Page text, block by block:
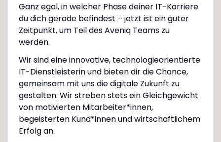
Ganz egal, in welcher Phase deiner IT-Karriere
du dich gerade befindest – jetzt ist ein guter
Zeitpunkt, um Teil des Aveniq Teams zu
werden.
Wir sind eine innovative, technologieorientierte
IT-Dienstleisterin und bieten dir die Chance,
gemeinsam mit uns die digitale Zukunft zu
gestalten. Wir streben stets ein Gleichgewicht
von motivierten Mitarbeiter*innen,
begeisterten Kund*innen und wirtschaftlichem
Erfolg an.